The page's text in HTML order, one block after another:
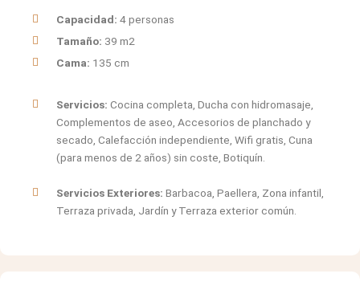
Capacidad: 4 personas
Tamaño: 39 m2
Cama: 135 cm
Servicios: Cocina completa, Ducha con hidromasaje,
Complementos de aseo, Accesorios de planchado y
secado, Calefacción independiente, Wifi gratis, Cuna
(para menos de 2 años) sin coste, Botiquín.
Servicios Exteriores: Barbacoa, Paellera, Zona infantil,
Terraza privada, Jardín y Terraza exterior común.